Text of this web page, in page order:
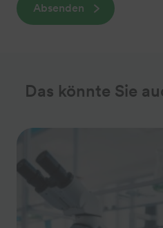
Absenden
Das könnte Sie